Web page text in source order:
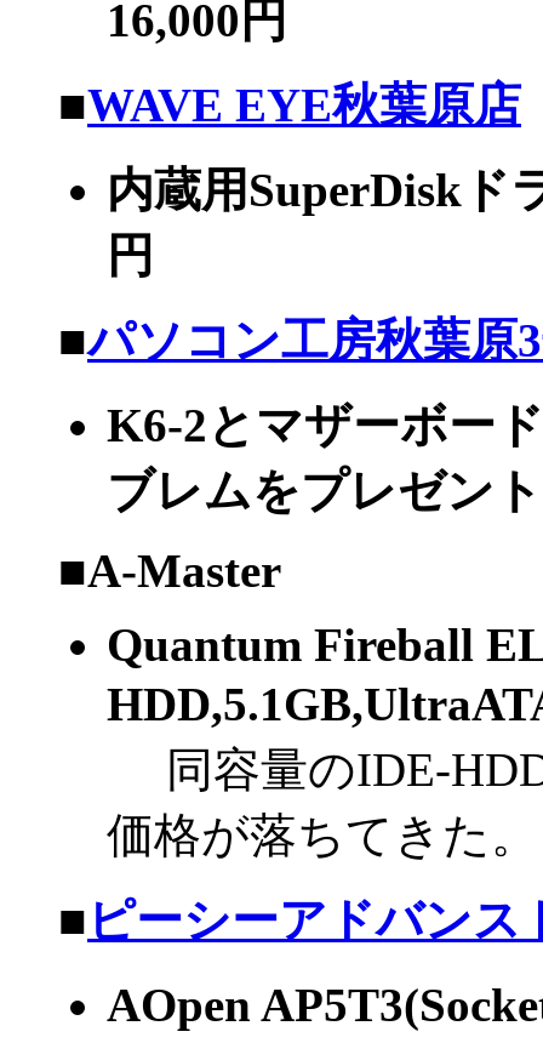
16,000円
■WAVE EYE秋葉原店
内蔵用SuperDisk
円
■パソコン工房秋葉原
K6-2とマザーボー
ブレムをプレゼ
■A-Master
Quantum Fireball
同容量のIDE-
価格が落ちてきた。
■ ピーシーアドバンス
AOpen